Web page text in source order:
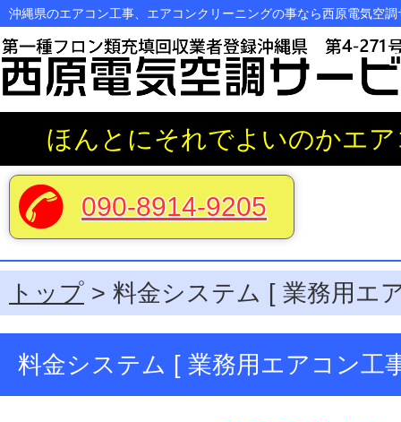
沖縄県のエアコン工事、エアコンクリーニングの事なら西原電気空調
090-8914-9205
ほんとにそれでよいのかエ
ホーム
エアコンクリーニング
よくある質問と答え
料金システム
ブログ
会社案内
トップ > 料金システム [ 業務用エ
料金システム [ 業務用エアコン工